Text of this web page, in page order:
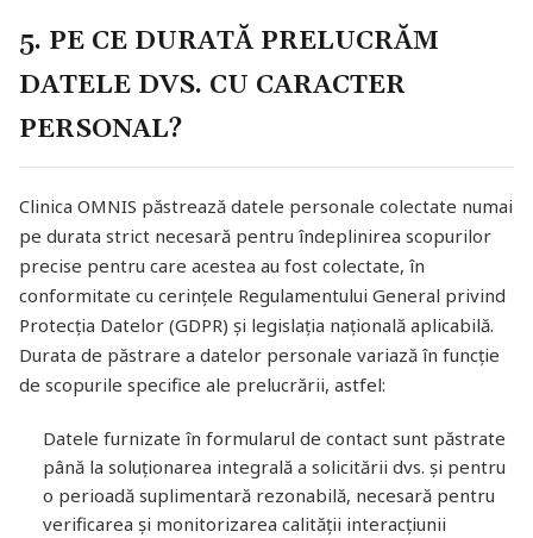
5. PE CE DURATĂ PRELUCRĂM
DATELE DVS. CU CARACTER
PERSONAL?
Clinica OMNIS păstrează datele personale colectate numai
pe durata strict necesară pentru îndeplinirea scopurilor
precise pentru care acestea au fost colectate, în
conformitate cu cerințele Regulamentului General privind
Protecția Datelor (GDPR) și legislația națională aplicabilă.
Durata de păstrare a datelor personale variază în funcție
de scopurile specifice ale prelucrării, astfel:
Datele furnizate în formularul de contact sunt păstrate
până la soluționarea integrală a solicitării dvs. și pentru
o perioadă suplimentară rezonabilă, necesară pentru
verificarea și monitorizarea calității interacțiunii